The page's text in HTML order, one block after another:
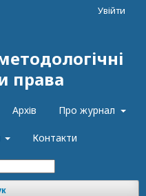
права
Архів Про журнал
Контакти
Увійти